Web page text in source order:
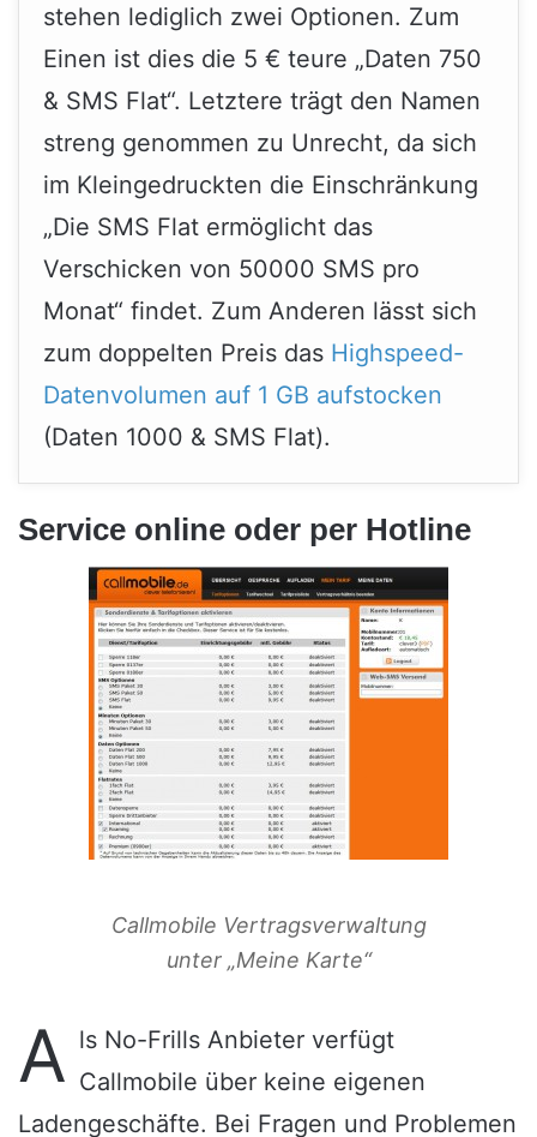
stehen lediglich zwei Optionen. Zum
Einen ist dies die 5 € teure „Daten 750
& SMS Flat“. Letztere trägt den Namen
streng genommen zu Unrecht, da sich
im Kleingedruckten die Einschränkung
„Die SMS Flat ermöglicht das
Verschicken von 50000 SMS pro
Monat“ findet. Zum Anderen lässt sich
zum doppelten Preis das Highspeed-
Datenvolumen auf 1 GB aufstocken
(Daten 1000 & SMS Flat).
Service online oder per Hotline
Callmobile Vertragsverwaltung
unter „Meine Karte“
A ls No-Frills Anbieter verfügt
Callmobile über keine eigenen
Ladengeschäfte. Bei Fragen und Problemen